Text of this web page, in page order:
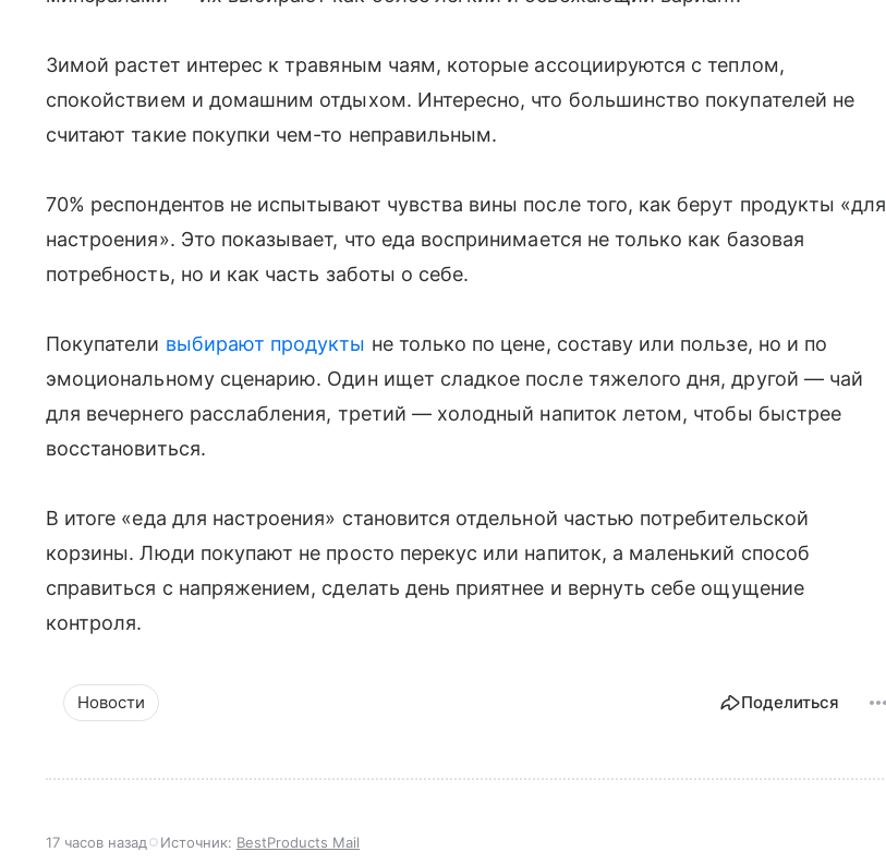
Зимой растет интерес к травяным чаям, которые ассоциируются с теплом,
спокойствием и домашним отдыхом. Интересно, что большинство покупателей не
считают такие покупки чем-то неправильным.
70% респондентов не испытывают чувства вины после того, как берут продукты «для
настроения». Это показывает, что еда воспринимается не только как базовая
потребность, но и как часть заботы о себе.
Покупатели выбирают продукты не только по цене, составу или пользе, но и по
эмоциональному сценарию. Один ищет сладкое после тяжелого дня, другой — чай
для вечернего расслабления, третий — холодный напиток летом, чтобы быстрее
восстановиться.
В итоге «еда для настроения» становится отдельной частью потребительской
корзины. Люди покупают не просто перекус или напиток, а маленький способ
справиться с напряжением, сделать день приятнее и вернуть себе ощущение
контроля.
Новости Поделиться
17 часов назад Источник: BestProducts Mail